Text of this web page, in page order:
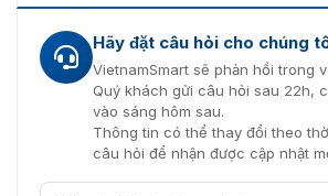
Hãy đặt câu hỏi cho chúng
VietnamSmart sẽ phản hồi trong
Quý khách gửi câu hỏi sau 22h,
vào sáng hôm sau.
Thông tin có thể thay đổi theo
câu hỏi để nhận được cập nhật